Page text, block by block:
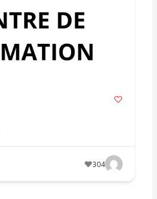
304